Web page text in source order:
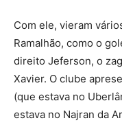
Com ele, vieram
Ramalhão, como o
direito Jeferson, o
Xavier. O clube
(que estava no
estava no Najran da